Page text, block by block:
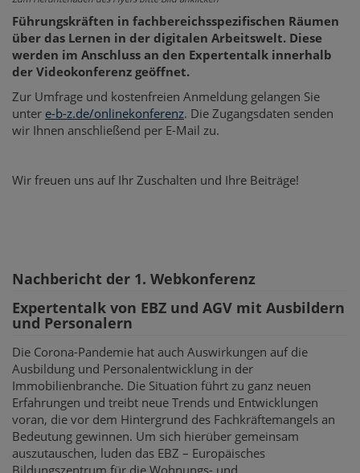
Führungskräften in fachbereichsspezifischen Räumen
über das Lernen in der digitalen Arbeitswelt. Diese
werden im Anschluss an den Expertentalk innerhalb
der Videokonferenz geöffnet.
Zur Umfrage und kostenfreien Anmeldung gelangen Sie
unter e-b-z.de/onlinekonferenz. Die Zugangsdaten senden
wir Ihnen anschließend per E-Mail zu.
Wir freuen uns auf Ihr Zuschalten und Ihre Beiträge!
Nachbericht der 1. Webkonferenz
Expertentalk von EBZ und AGV mit Ausbildern
und Personalern
Die Corona-Pandemie hat auch Auswirkungen auf die
Ausbildung und Personalentwicklung in der
Immobilienbranche. Die Situation führt zu ganz neuen
Erfahrungen und treibt neue Trends und Entwicklungen
voran, die vor dem Hintergrund des Fachkräftemangels an
Bedeutung gewinnen. Um sich hierüber gemeinsam
auszutauschen, luden das EBZ – Europäisches